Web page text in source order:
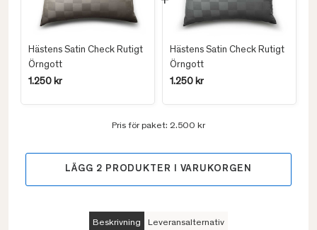
Hästens Satin Check Rutigt
Örngott
1.250 kr
Hästens Satin Check Rutigt
Örngott
1.250 kr
Pris för paket: 2.500 kr
LÄGG 2 PRODUKTER I VARUKORGEN
Beskrivning Leveransalternativ